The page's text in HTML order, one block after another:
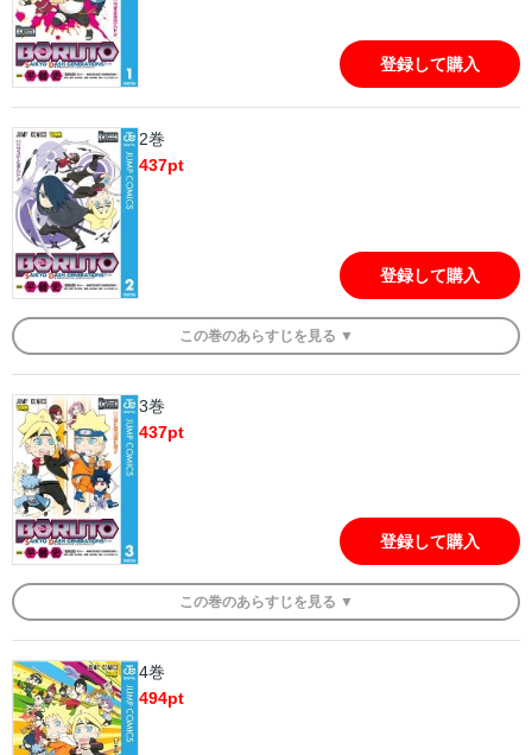
登録して購入
2巻
437pt
登録して購入
この巻のあらすじを 見る ▼
3巻
437pt
登録して購入
この巻のあらすじを 見る ▼
4巻
494pt